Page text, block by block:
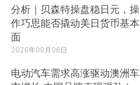
分析｜贝森特操盘稳日元，操
作巧思能否撬动美日货币基本
面
2026年08月06日
电动汽车需求高涨驱动澳洲车